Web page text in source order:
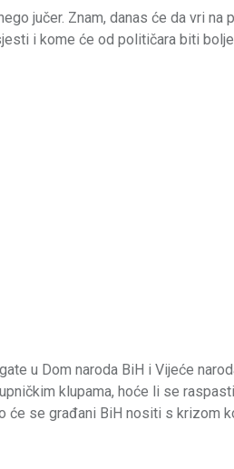
jučer. Znam, danas će da vri na
i kome će od političara biti
u Dom naroda BiH i Vijeće
klupama, hoće li se
će se građani BiH nositi s krizom